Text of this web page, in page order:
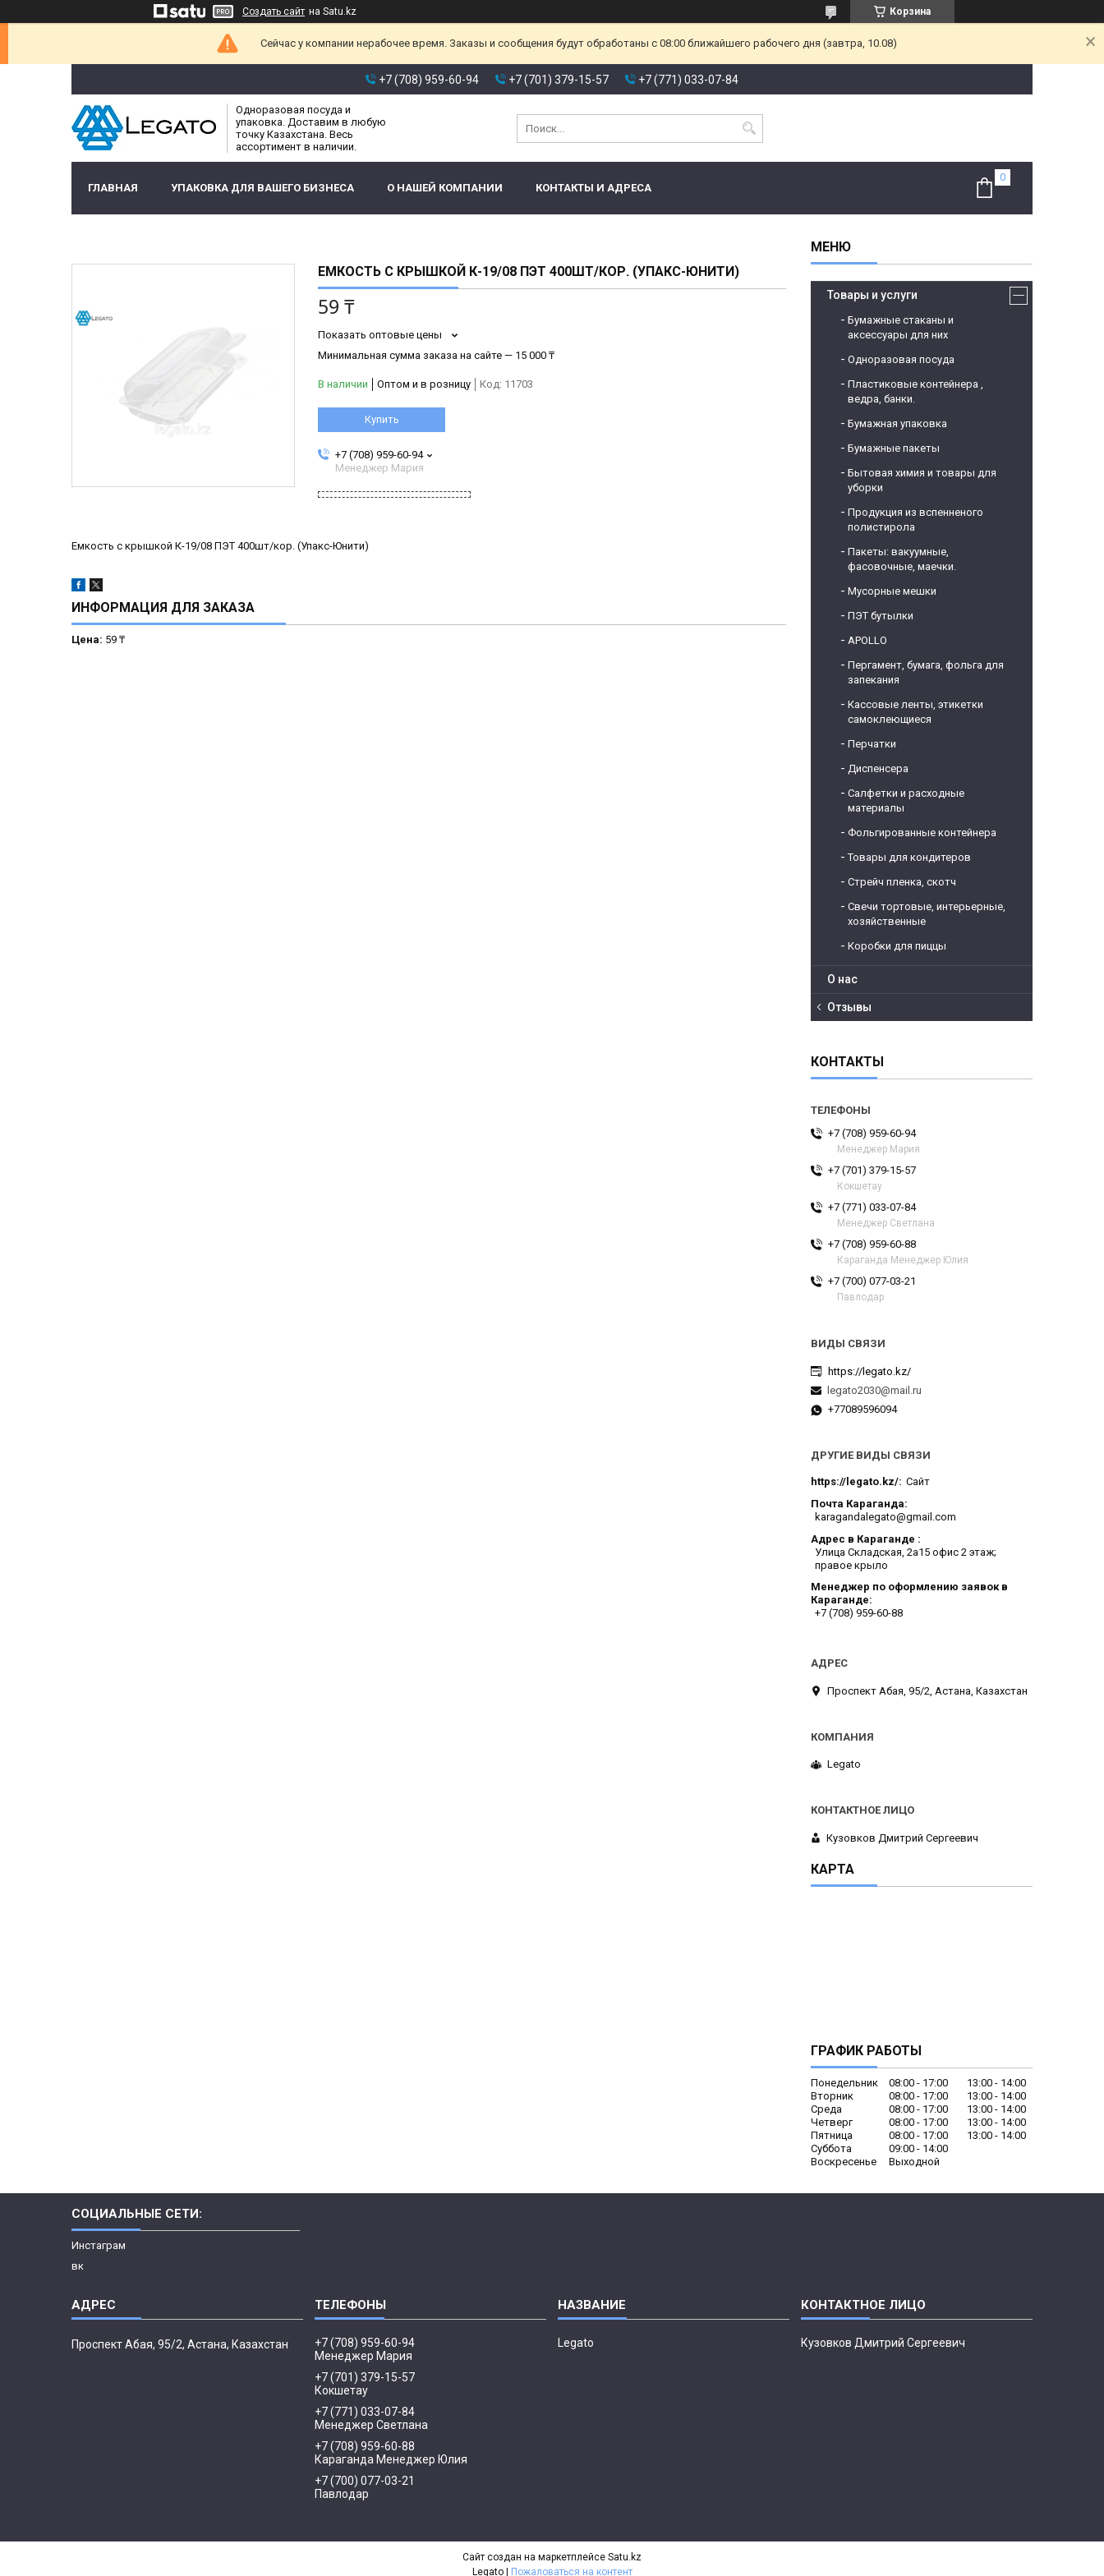
Создать сайт на Satu.kz Корзина
Сейчас у компании нерабочее время. Заказы и сообщения будут обработаны с 08:00 ближайшего рабочего дня (завтра, 10.08)
+7 (708) 959-60-94 +7 (701) 379-15-57 +7 (771) 033-07-84
Одноразовая посуда и
упаковка. Доставим в любую
точку Казахстана. Весь
ассортимент в наличии.
ГЛАВНАЯ УПАКОВКА ДЛЯ ВАШЕГО БИЗНЕСА О НАШЕЙ КОМПАНИИ КОНТАКТЫ И АДРЕСА
ЕМКОСТЬ С КРЫШКОЙ К-19/08 ПЭТ 400ШТ/КОР. (УПАКС-ЮНИТИ)
59 ₸
Показать оптовые цены
Минимальная сумма заказа на сайте — 15 000 ₸
В наличии Оптом и в розницу Код: 11703
Купить
+7 (708) 959-60-94
Менеджер Мария
Емкость с крышкой К-19/08 ПЭТ 400шт/кор. (Упакс-Юнити)
ИНФОРМАЦИЯ ДЛЯ ЗАКАЗА
Цена: 59 ₸
Товары и услуги
Бумажные стаканы и
аксессуары для них
Одноразовая посуда
Пластиковые контейнера ,
ведра, банки.
Бумажная упаковка
Бумажные пакеты
Бытовая химия и товары для
уборки
Продукция из вспенненого
полистирола
Пакеты: вакуумные,
фасовочные, маечки.
Мусорные мешки
ПЭТ бутылки
APOLLO
Пергамент, бумага, фольга для
запекания
Кассовые ленты, этикетки
самоклеющиеся
Перчатки
Диспенсера
Салфетки и расходные
материалы
Фольгированные контейнера
Товары для кондитеров
Стрейч пленка, скотч
Свечи тортовые, интерьерные,
хозяйственные
Коробки для пиццы
О нас
Отзывы
КОНТАКТЫ
+7 (708) 959-60-94
Менеджер Мария
+7 (701) 379-15-57
Кокшетау
+7 (771) 033-07-84
Менеджер Светлана
+7 (708) 959-60-88
Караганда Менеджер Юлия
+7 (700) 077-03-21
Павлодар
https://legato.kz/
legato2030@mail.ru
+77089596094
ДРУГИЕ ВИДЫ СВЯЗИ
https://legato.kz/ Сайт
Почта Караганда
karagandalegato@gmail.com
Адрес в Караганде
​Улица Складская, 2а​15 офис 2 этаж;
правое крыло
Менеджер по оформлению заявок в
Караганде
+7 (708) 959-60-88
​Проспект Абая, 95/2, Астана, Казахстан
Legato
Кузовков Дмитрий Сергеевич
КАРТА
ГРАФИК РАБОТЫ
Понедельник 08:00 17:00 13:00
14:00
Вторник
08:00 17:00 13:00
14:00
Среда
08:00 17:00 13:00
14:00
Четверг
08:00 17:00 13:00
14:00
Пятница
08:00 17:00 13:00
14:00
Суббота
09:00
14:00
Воскресенье
Выходной
СОЦИАЛЬНЫЕ СЕТИ:
Инстаграм
вк
​Проспект Абая, 95/2, Астана, Казахстан
+7 (708) 959-60-94
Менеджер Мария
+7 (701) 379-15-57
Кокшетау
+7 (771) 033-07-84
Менеджер Светлана
+7 (708) 959-60-88
Караганда Менеджер Юлия
+7 (700) 077-03-21
Павлодар
Legato Кузовков Дмитрий Сергеевич
Сайт создан на маркетплейсе Satu.kz
Пожаловаться на контент